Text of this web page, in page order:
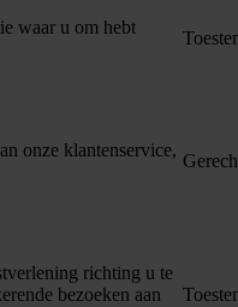
waar u om hebt
onze klantenservice,
richting u te
bezoeken aan